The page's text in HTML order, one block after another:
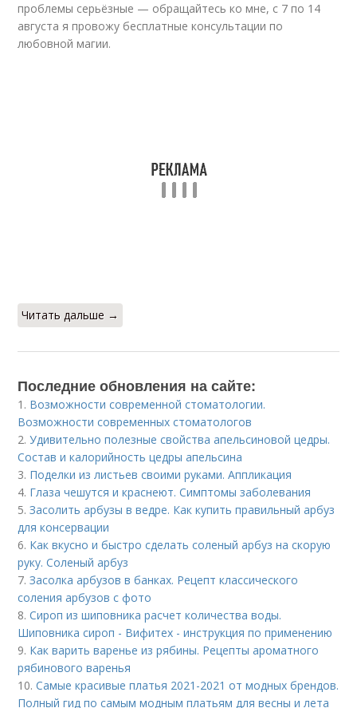
проблемы серьёзные — обращайтесь ко мне, с 7 по 14
августа я провожу бесплатные консультации по
любовной магии.
Читать дальше →
Последние обновления на сайте:
1. Возможности современной стоматологии.
Возможности современных стоматологов
2.Удивительно полезные свойства апельсиновой цедры.
Состав и калорийность цедры апельсина
3. Поделки из листьев своими руками. Аппликация
4. Глаза чешутся и краснеют. Симптомы заболевания
5.Засолить арбузы в ведре. Как купить правильный арбуз
для консервации
6. Как вкусно и быстро сделать соленый арбуз на скорую
руку. Соленый арбуз
7.Засолка арбузов в банках. Рецепт классического
соления арбузов с фото
8.Сироп из шиповника расчет количества воды.
Шиповника сироп - Вифитех - инструкция по применению
9. Как варить варенье из рябины. Рецепты ароматного
рябинового варенья
10.Самые красивые платья 2021-2021 от модных брендов.
Полный гид по самым модным платьям для весны и лета